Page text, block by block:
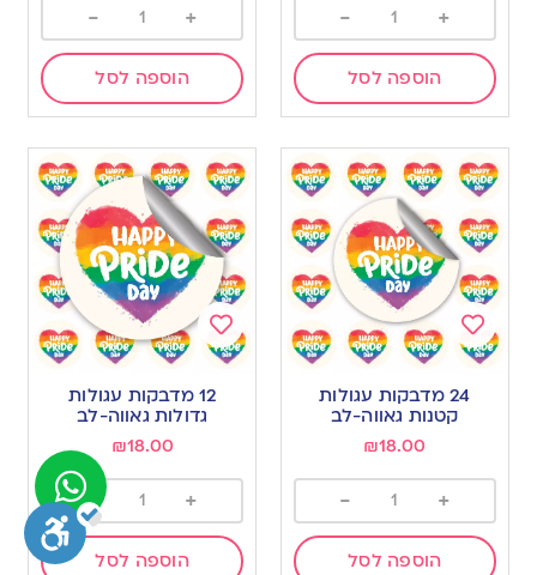
+
-
הוספה לסל
+
-
הוספה לסל
Add
wishlist
24 מדבקות עגולות
קטנות גאווה-לב
₪18.00
+
-
הוספה לסל
Add
wishlist
12 מדבקות עגולות
גדולות גאווה-לב
₪18.00
+
-
הוספה לסל